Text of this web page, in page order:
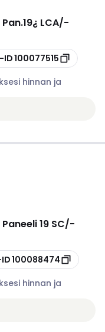
LCA/-
ID100077515
hinnan ja
19 SC/-
100088474
hinnan ja